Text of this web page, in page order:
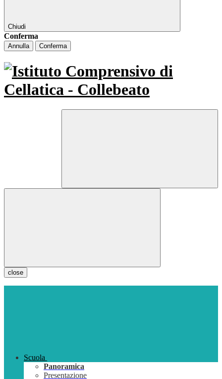
Chiudi
Conferma
Annulla Conferma
close
Scuola
Panoramica
Presentazione